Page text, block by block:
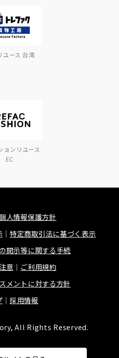
ユース 台湾
ョンリユース
EC
人情報保護方針
特定商取引法に基づく表示
開示等に関する手続
意
ご利用規約
メントに対する方針
採用情報
All Rights Reserved.